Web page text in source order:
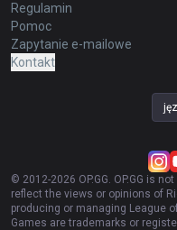
Regulamin
Pomoc
Zapytanie e-mailowe
Kontakt
© 2012-2026 OP.GG. OP.GG is
reflect the views or opinions of
producing or managing League
Games are trademarks or